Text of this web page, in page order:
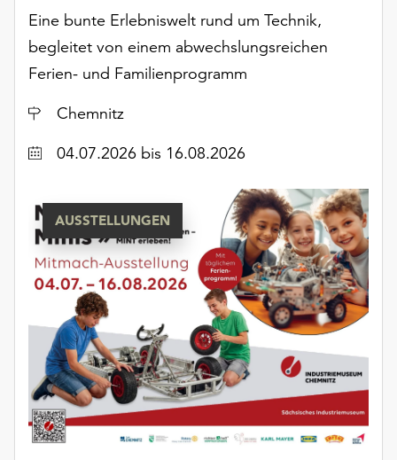
Eine bunte Erlebniswelt rund um Technik,
begleitet von einem abwechslungsreichen
Ferien- und Familienprogramm
Ort
Chemnitz
Datum04.07.2026 bis 16.08.2026
AUSSTELLUNGEN